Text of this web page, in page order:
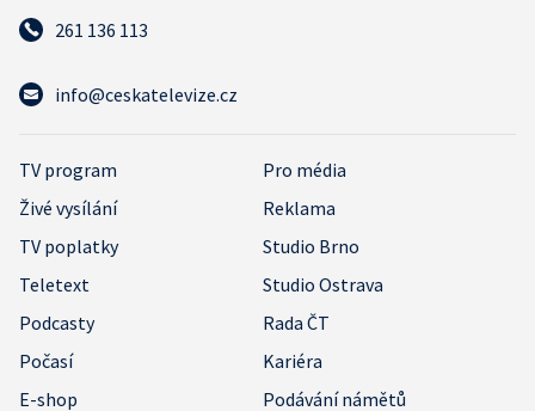
261 136 113
info@ceskatelevize.cz
TV program
Pro média
Živé vysílání
Reklama
TV poplatky
Studio Brno
Teletext
Studio Ostrava
Podcasty
Rada ČT
Počasí
Kariéra
E-shop
Podávání námětů